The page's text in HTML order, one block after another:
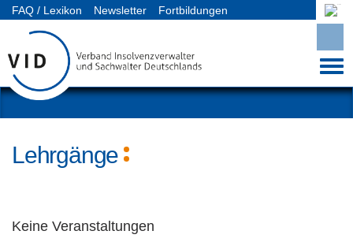
FAQ / Lexikon Newsletter Fortbildungen
Mitgliederbereich
Lehrgänge
Keine Veranstaltungen